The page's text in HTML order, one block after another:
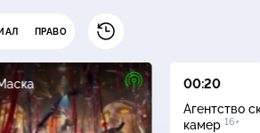
ПРАВО
12+
00:20
Агентство
камер 16+